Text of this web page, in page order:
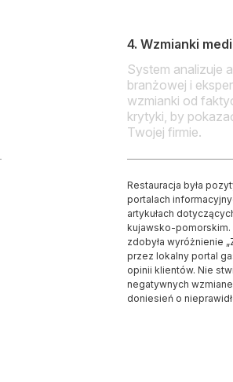
4. Wzmianki
System analizuje
branżowej i
wzmianki od
krytyki, by
Twojej firmie.
Restauracja była
portalach
artykułach
kujawsko-pomorskim.
zdobyła wyróżnienie
przez lokalny portal
opinii klientów. Nie
negatywnych
doniesień o